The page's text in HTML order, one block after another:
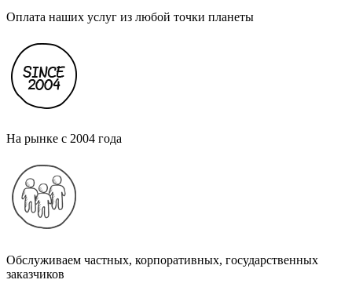
Оплата наших услуг из любой точки планеты
На рынке с 2004 года
Обслуживаем частных, корпоративных, государственных
заказчиков